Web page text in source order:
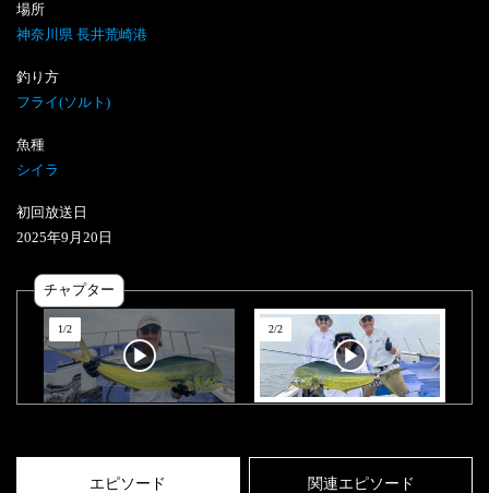
場所
神奈川県 長井荒崎港
釣り方
フライ(ソルト)
魚種
シイラ
初回放送日
2025年9 月 20 日
チャプター
1/2 2/2
エピソード 関連エピソード